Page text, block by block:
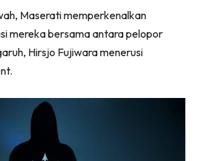
Maserati memperkenalkan
mereka bersama antara pelopor
Hirsjo Fujiwara menerusi